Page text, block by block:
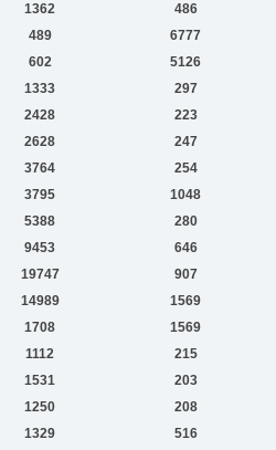
1362 486
489 6777
602 5126
1333 297
2428 223
2628 247
3764 254
3795 1048
5388 280
9453 646
19747 907
14989 1569
1708 1569
1112 215
1531 203
1250 208
1329 516